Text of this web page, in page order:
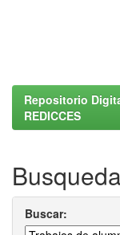
Repositorio
REDICCES
Busqueda
Buscar: